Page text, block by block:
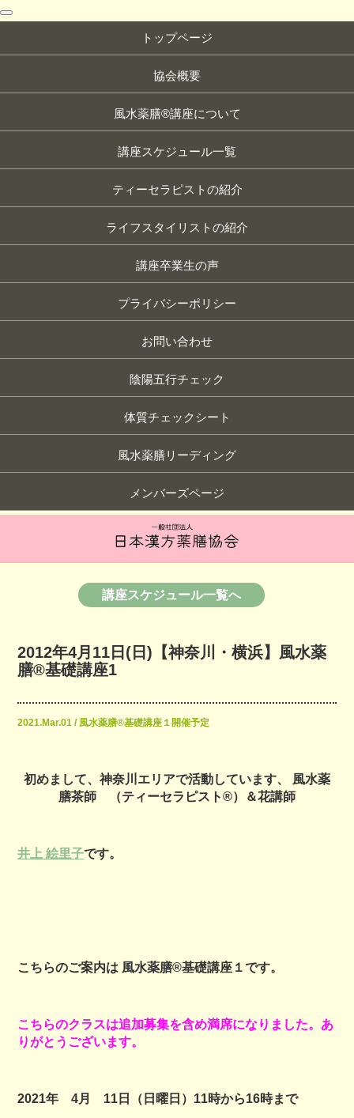
toggle
トップページ
協会概要
風水薬膳®講座について
講座スケジュール一覧
ティーセラピストの紹介
ライフスタイリストの紹介
講座卒業生の声
プライバシーポリシー
お問い合わせ
陰陽五行チェック
体質チェックシート
風水薬膳リーディング
メンバーズページ
講座スケジュール一覧へ
2012年4月11日(日)【神奈川・横浜】風水薬
膳®︎基礎講座1
2021.Mar.01 / 風水薬膳®基礎講座１開催予定
初めまして、神奈川エリアで活動しています、 風水薬
膳茶師 （ティーセラピスト®︎）＆花講師
井上 絵里子です。
こちらのご案内は 風水薬膳®︎基礎講座１です。
こちらのクラスは追加募集を含め満席になりました。あ
りがとうございます。
2021年 4月 11日（日曜日）11時から16時まで